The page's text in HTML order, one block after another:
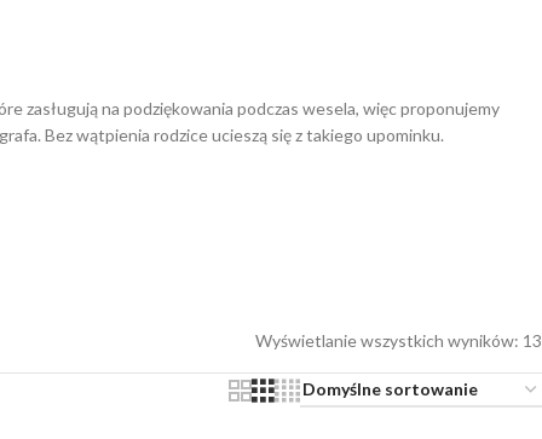
zasługują na podziękowania podczas wesela, więc proponujemy
Bez wątpienia rodzice ucieszą się z takiego upominku.
Wyświetlanie wszystkich wyników: 13